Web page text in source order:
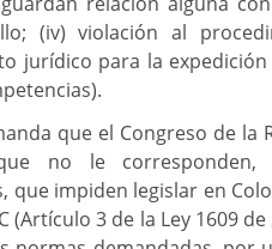
(iv) violación al
jurídico para la
que el Congreso de la
no le
que impiden legislar en
(Artículo 3 de la Ley 1609